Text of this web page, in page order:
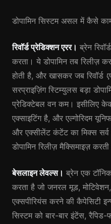
डोपामिन सिस्टम असल में कैसे
रिवॉर्ड प्रेडिक्शन एरर। ब्रेन
करता। ये डोपामिन तब रिलीज़
होती है, और खासकर जब रिवॉर्ड
सरप्राइज़िंग स्टिम्युलस बड़ा
प्रेडिक्टेबल वन कम। इसीलिए
एक्साइटिंग है, और एल्गोरिदम
और एक्सीलेंट कंटेंट का मिक्स सर्व
डोपामिन रिलीज़ मैक्सिमाइज़
बेसलाइन लेवल्स। ब्रेन एक
करता है जो जनरल मूड,
एक्सपीरियंस करने की कैपेसिटी
सिस्टम को बार-बार इंटेंस, रैपिड-